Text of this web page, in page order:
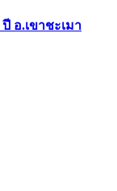
อ.เขาชะเมา